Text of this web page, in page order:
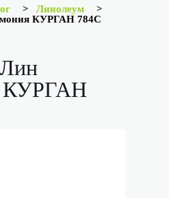
> Линолеум
>
КУРГАН 784С
КУРГАН